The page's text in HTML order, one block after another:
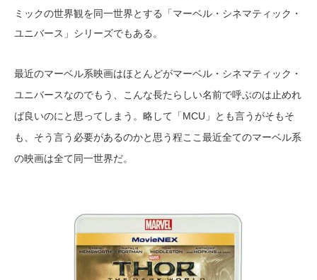
ミックの世界観を同一世界とする「マーベル・シネマティック・
ユニバース」シリーズでもある。
最近のマーベル系映画はほとんどがマーベル・シネマティック・
ユニバースなのでもう、こんな長たらしい名前で呼ぶのは止めれ
ば良いのにと思ってしまう。略して「MCU」とも言うがそもそ
も、そう言う必要があるのかと思う程ここ最近全てのマーベル系
の映画は全て同一世界だ。